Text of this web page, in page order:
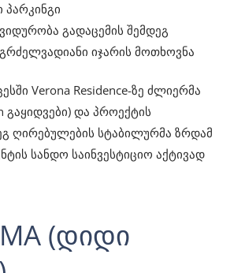
პარკინგი
გადაცემის შემდეგ
იჯარის მოთხოვნა
Verona Residence-ზე ძლიერმა
გაყიდვები) და პროექტის
ღირებულების სტაბილურმა ზრდამ
სანდო საინვესტიციო აქტივად
(ᲓᲘᲓᲘ